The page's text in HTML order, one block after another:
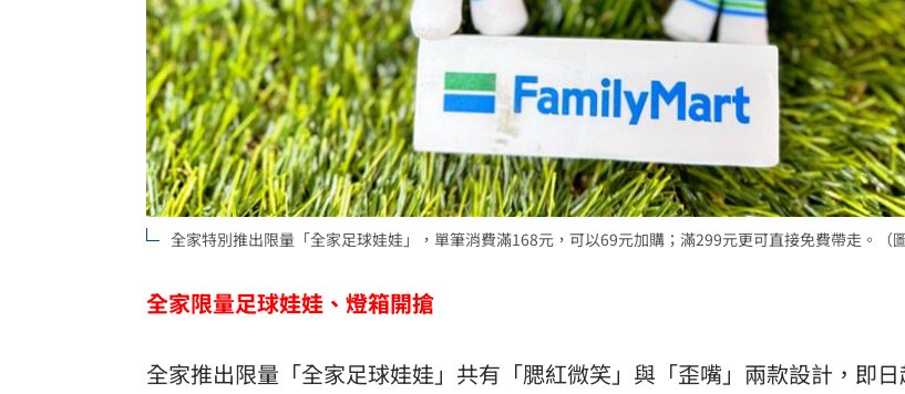
全家特別推出限量「全家足球娃娃」，單筆消費滿168元，可以69元加購；滿299元更可直接免費帶走。（圖
全家限量足球娃娃、燈箱開搶
全家推出限量「全家足球娃娃」共有「腮紅微笑」與「歪嘴」兩款設計，即